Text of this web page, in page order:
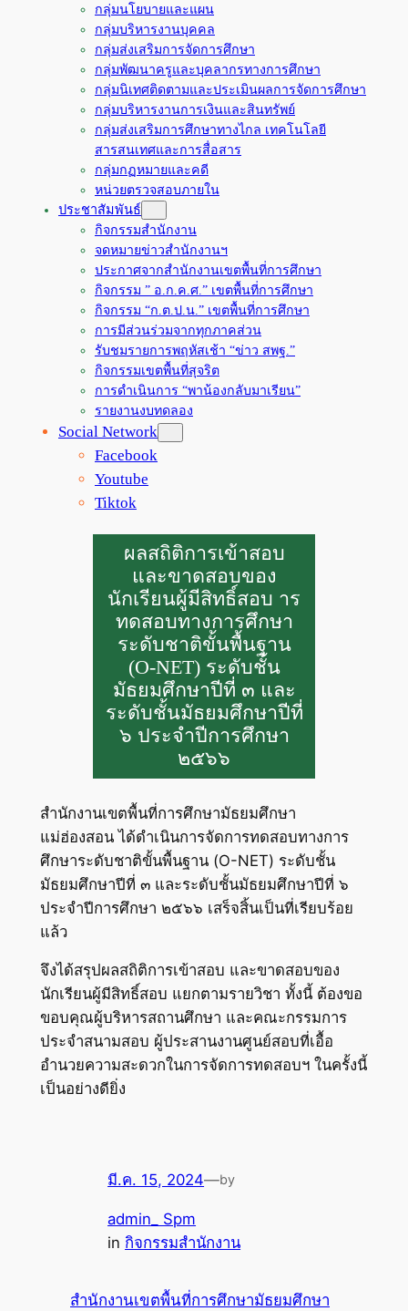
กลุ่มนโยบายและแผน
กลุ่มบริหารงานบุคคล
กลุ่มส่งเสริมการจัดการศึกษา
กลุ่มพัฒนาครูและบุคลากรทางการศึกษา
กลุ่มนิเทศติดตามและประเมินผลการจัดการศึกษา
กลุ่มบริหารงานการเงินและสินทรัพย์
กลุ่มส่งเสริมการศึกษาทางไกล เทคโนโลยี
สารสนเทศและการสื่อสาร
กลุ่มกฏหมายและคดี
หน่วยตรวจสอบภายใน
ประชาสัมพันธ์
กิจกรรมสำนักงาน
จดหมายข่าวสำนักงานฯ
ประกาศจากสำนักงานเขตพื้นที่การศึกษา
กิจกรรม ” อ.ก.ค.ศ.” เขตพื้นที่การศึกษา
กิจกรรม “ก.ต.ป.น.” เขตพื้นที่การศึกษา
การมีส่วนร่วมจากทุกภาคส่วน
รับชมรายการพฤหัสเช้า “ข่าว สพฐ.”
กิจกรรมเขตพื้นที่สุจริต
การดำเนินการ “พาน้องกลับมาเรียน”
รายงานงบทดลอง
Social Network
Facebook
Youtube
Tiktok
ผลสถิติการเข้าสอบ
และขาดสอบของ
นักเรียนผู้มีสิทธิ์สอบ าร
ทดสอบทางการศึกษา
ระดับชาติขั้นพื้นฐาน
(O-NET) ระดับชั้น
มัธยมศึกษาปีที่ ๓ และ
ระดับชั้นมัธยมศึกษาปีที่
๖ ประจำปีการศึกษา
๒๕๖๖
สำนักงานเขตพื้นที่การศึกษามัธยมศึกษา
แม่ฮ่องสอน ได้ดำเนินการจัดการทดสอบทางการ
ศึกษาระดับชาติขั้นพื้นฐาน (O-NET) ระดับชั้น
มัธยมศึกษาปีที่ ๓ และระดับชั้นมัธยมศึกษาปีที่ ๖
ประจำปีการศึกษา ๒๕๖๖ เสร็จสิ้นเป็นที่เรียบร้อย
แล้ว
จึงได้สรุปผลสถิติการเข้าสอบ และขาดสอบของ
นักเรียนผู้มีสิทธิ์สอบ แยกตามรายวิชา ทั้งนี้ ต้องขอ
ขอบคุณผู้บริหารสถานศึกษา และคณะกรรมการ
ประจำสนามสอบ ผู้ประสานงานศูนย์สอบที่เอื้อ
อำนวยความสะดวกในการจัดการทดสอบฯ ในครั้งนี้
เป็นอย่างดียิ่ง
มี.ค. 15, 2024—by
admin_ Spm
in กิจกรรมสำนักงาน
สำนักงานเขตพื้นที่การศึกษามัธยมศึกษา